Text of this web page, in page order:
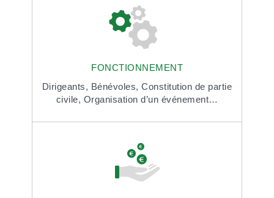
FONCTIONNEMENT
Dirigeants, Bénévoles,Constitution de partie
civile, Organisation d’un événement…